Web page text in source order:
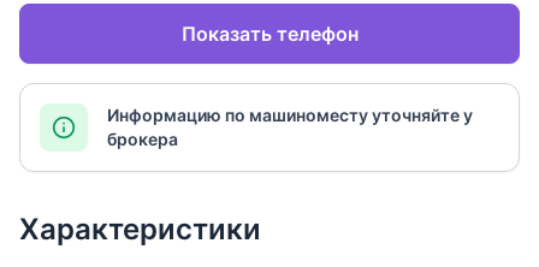
Показать телефон
Информацию по машиноместу уточняйте у
брокера
Характеристики